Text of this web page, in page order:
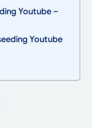
Youtube –
Youtube